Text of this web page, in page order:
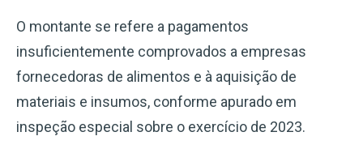
O montante se refere a pagamentos
insuficientemente comprovados a empresas
fornecedoras de alimentos e à aquisição de
materiais e insumos, conforme apurado em
inspeção especial sobre o exercício de 2023.